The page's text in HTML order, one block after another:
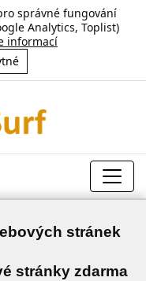
správné fungování
Analytics, Toplist)
informací
stránek
stránky zdarma